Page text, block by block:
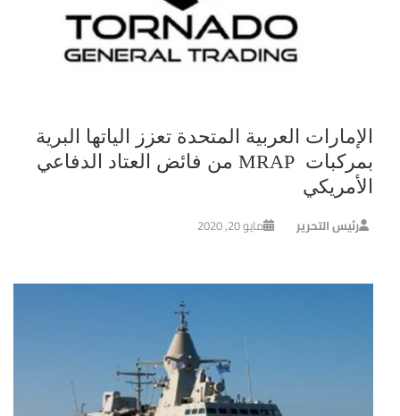
الإمارات العربية المتحدة تعزز الياتها البرية
بمركبات MRAP من فائض العتاد الدفاعي
الأمريكي
رئيس التحرير مايو 20, 2020